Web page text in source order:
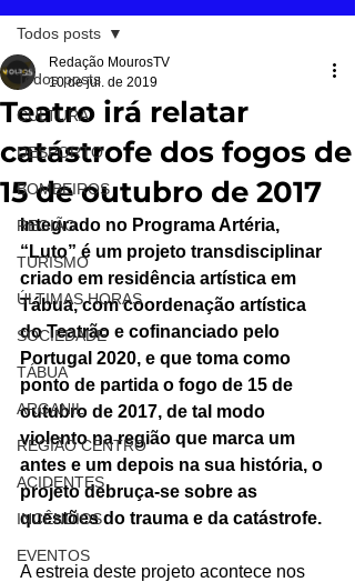
Todos posts
CULTURA
DESPORTO
BOMBEIROS
REGIÃO
TURISMO
ÚLTIMAS HORAS
SOCIEDADE
TÁBUA
ARGANIL
REGIÃO CENTRO
ACIDENTES
INCÊNDIOS
EVENTOS
Todos posts
Teatro irá relatar
catástrofe dos fogos de
15 de outubro de 2017
Redação MourosTV
10 de jul. de 2019
Integrado no Programa Artéria,
“Luto” é um projeto transdisciplinar
criado em residência artística em
Tábua, com coordenação artística
do Teatrão e cofinanciado pelo
Portugal 2020, e que toma como
ponto de partida o fogo de 15 de
outubro de 2017, de tal modo
violento na região que marca um
antes e um depois na sua história, o
projeto debruça-se sobre as
questões do trauma e da catástrofe.
A estreia deste projeto acontece nos